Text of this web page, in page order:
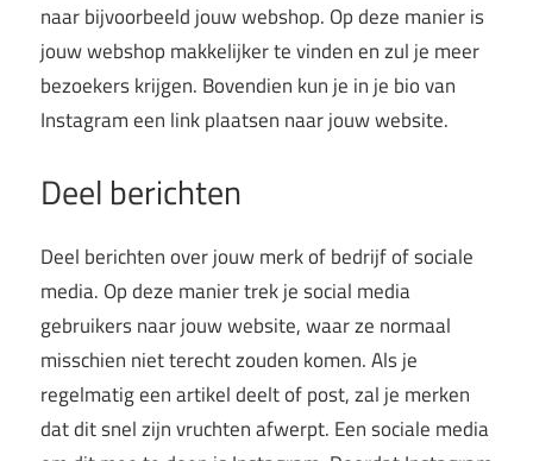
naar bijvoorbeeld jouw webshop. Op deze manier is
jouw webshop makkelijker te vinden en zul je meer
bezoekers krijgen. Bovendien kun je in je bio van
Instagram een link plaatsen naar jouw website.
Deel berichten
Deel berichten over jouw merk of bedrijf of sociale
media. Op deze manier trek je social media
gebruikers naar jouw website, waar ze normaal
misschien niet terecht zouden komen. Als je
regelmatig een artikel deelt of post, zal je merken
dat dit snel zijn vruchten afwerpt. Een sociale media